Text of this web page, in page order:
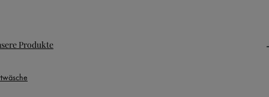
Produkte